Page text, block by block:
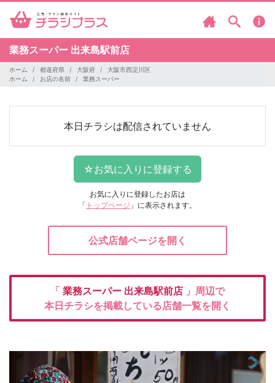
業務スーパー 出来島駅前店
ホーム 都道府県 大阪府
大阪市西淀川区
ホーム
お店の名前 業務スーパー
本日チラシは配信されていません
お気に入りに登録したお店は
「 トップページ 」に表示されます。
公式店舗ページを開く
「 業務スーパー 出来島駅前店 」周辺で
本日チラシを掲載している店舗一覧を開く